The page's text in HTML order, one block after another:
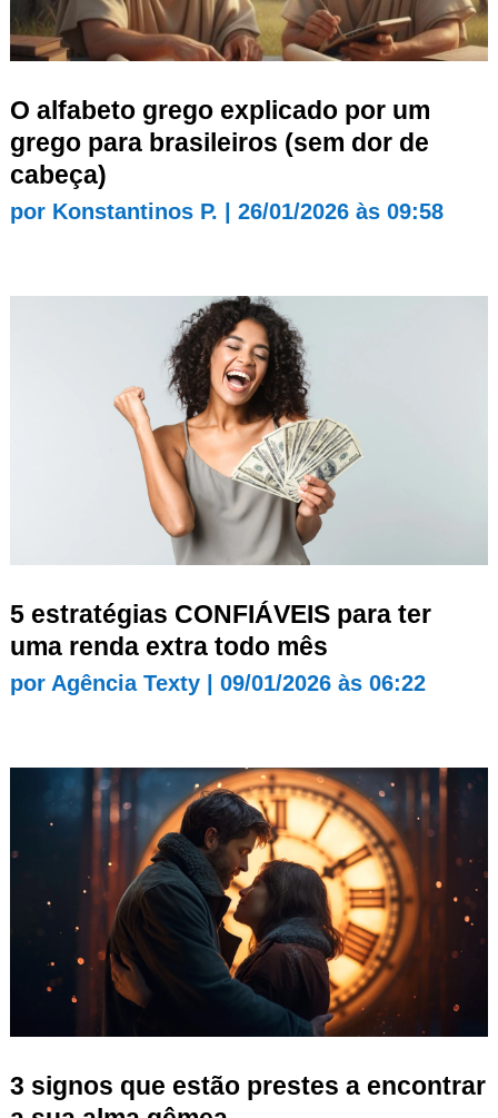
O alfabeto grego explicado por um
grego para brasileiros (sem dor de
cabeça)
por Konstantinos P. 26/01/2026 às 09:58
5 estratégias CONFIÁVEIS para ter
uma renda extra todo mês
por Agência Texty| 09/01/2026 às 06:22
3 signos que estão prestes a encontrar